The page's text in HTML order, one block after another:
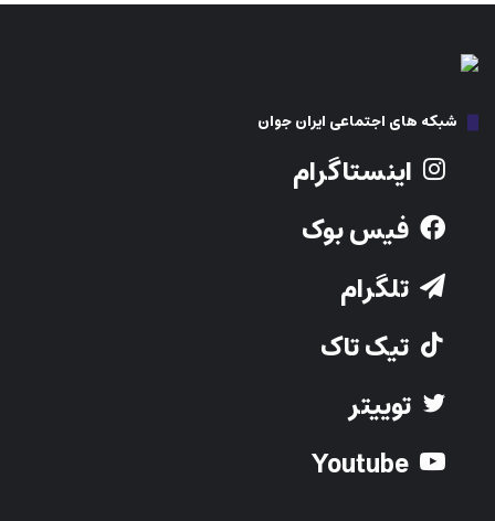
شبکه های اجتماعی ایران جوان
اینستاگرام
فیس بوک
تلگرام
تیک تاک
توییتر